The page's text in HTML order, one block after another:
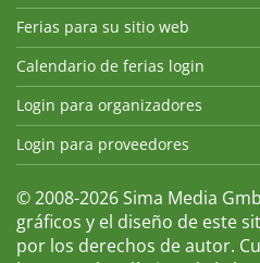
Ferias para su sitio web
Calendario de ferias login
Login para organizadores
Login para proveedores
© 2008-2026 Sima Media
gráficos y el diseño de este
por los derechos de autor.